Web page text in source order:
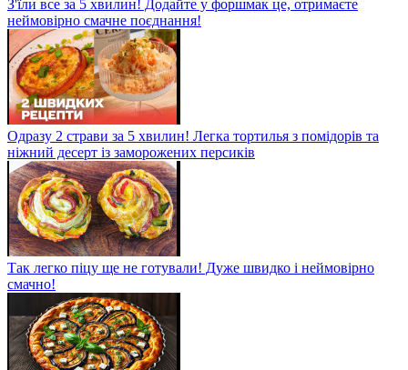
З'їли все за 5 хвилин! Додайте у форшмак це, отримаєте
неймовірно смачне поєднання!
Одразу 2 страви за 5 хвилин! Легка тортилья з помідорів та
ніжний десерт із заморожених персиків
Так легко піцу ще не готували! Дуже швидко і неймовірно
смачно!